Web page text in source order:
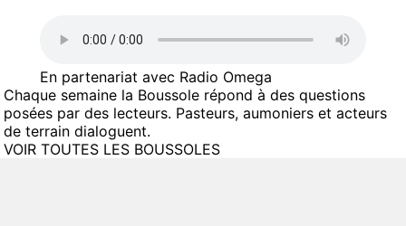
En partenariat avec Radio Omega
Chaque semaine la Boussole répond à des questions
posées par des lecteurs. Pasteurs, aumoniers et acteurs
de terrain dialoguent.
VOIR TOUTES LES BOUSSOLES